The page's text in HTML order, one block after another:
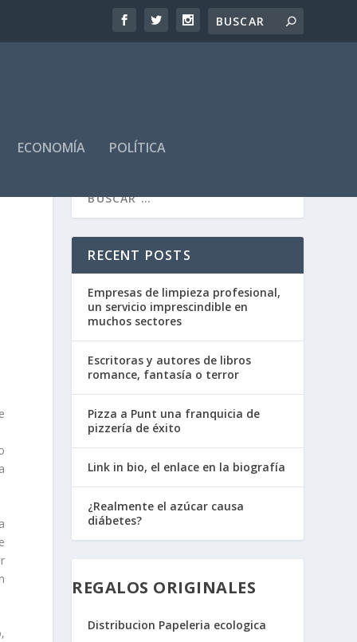
ECONOMÍA POLÍTICA
RECENT POSTS
Empresas de limpieza profesional,
un servicio imprescindible en
muchos sectores
Escritoras y autores de libros
romance, fantasía o terror
Pizza a Punt una franquicia de
pizzería de éxito
Link in bio, el enlace en la biografía
¿Realmente el azúcar causa
diábetes?
REGALOS ORIGINALES
Distribucion Papeleria ecologica